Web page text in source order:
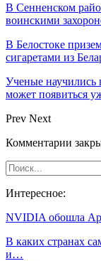
В Сенненском
воинскими
В Белостоке
сигаретами из
Ученые
может появиться
Prev Next
Комментарии
Интересное:
NVIDIA обошла
В каких странах
и…